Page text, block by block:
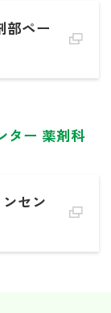
部ペー
ター 薬剤科
セン